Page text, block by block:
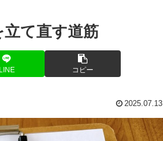
て直す道筋
LINE コピー
2025.07.13